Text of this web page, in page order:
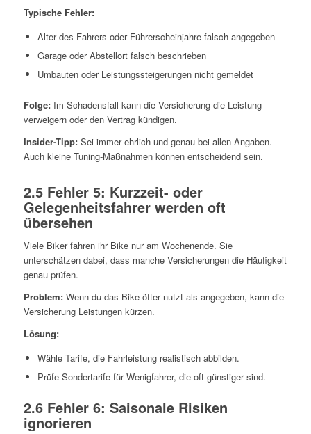
Typische Fehler:
Alter des Fahrers oder Führerscheinjahre falsch angegeben
Garage oder Abstellort falsch beschrieben
Umbauten oder Leistungssteigerungen nicht gemeldet
Folge:Im Schadensfall kann die Versicherung die Leistung
verweigern oder den Vertrag kündigen.
Insider-Tipp:Sei immer ehrlich und genau bei allen Angaben.
Auch kleine Tuning-Maßnahmen können entscheidend sein.
2.5 Fehler 5: Kurzzeit- oder
Gelegenheitsfahrer werden oft
übersehen
Viele Biker fahren ihr Bike nur am Wochenende. Sie
unterschätzen dabei, dass manche Versicherungen die Häufigkeit
genau prüfen.
Problem:Wenn du das Bike öfter nutzt als angegeben, kann die
Versicherung Leistungen kürzen.
Lösung:
Wähle Tarife, die Fahrleistung realistisch abbilden.
Prüfe Sondertarife für Wenigfahrer, die oft günstiger sind.
2.6 Fehler 6: Saisonale Risiken
ignorieren